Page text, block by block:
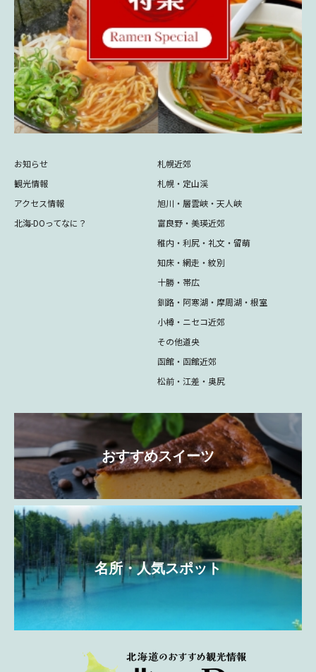
お知らせ
観光情報
アクセス情報
北海-DOってなに？
札幌近郊
札幌・定山渓
旭川・層雲峡・天人峡
富良野・美瑛近郊
稚内・利尻・礼文・留萌
知床・網走・紋別
十勝・帯広
釧路・阿寒湖・摩周湖・根室
小樽・ニセコ近郊
その他道央
函館・函館近郊
松前・江差・奥尻
おすすめスイーツ
名所・人気スポット